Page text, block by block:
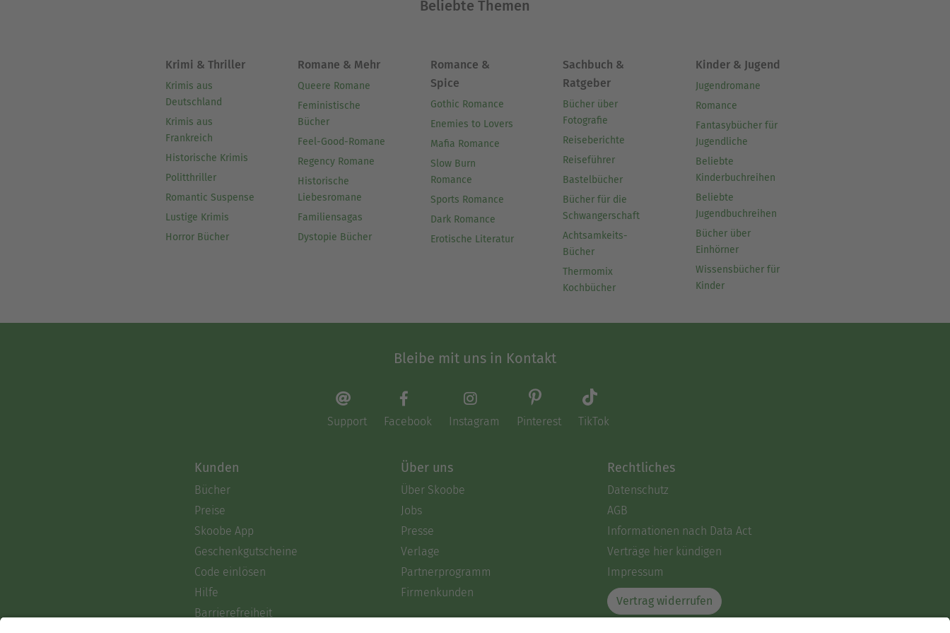
Beliebte Themen
Krimi & Thriller
Krimis aus
Deutschland
Krimis aus
Frankreich
Historische Krimis
Politthriller
Romantic Suspense
Lustige Krimis
Horror Bücher
Romane & Mehr
Queere Romane
Feministische
Bücher
Feel-Good-Romane
Regency Romane
Historische
Liebesromane
Familiensagas
Dystopie Bücher
Romance &
Spice
Gothic Romance
Enemies to Lovers
Mafia Romance
Slow Burn
Romance
Sports Romance
Dark Romance
Erotische Literatur
Sachbuch &
Ratgeber
Bücher über
Fotografie
Reiseberichte
Reiseführer
Bastelbücher
Bücher für die
Schwangerschaft
Achtsamkeits-
Bücher
Thermomix
Kochbücher
Kinder & Jugend
Jugendromane
Romance
Fantasybücher für
Jugendliche
Beliebte
Kinderbuchreihen
Beliebte
Jugendbuchreihen
Bücher über
Einhörner
Wissensbücher für
Kinder
Bleibe mit uns in Kontakt
Support Facebook Instagram Pinterest TikTok
Kunden
Bücher
Preise
Skoobe App
Geschenkgutscheine
Code einlösen
Hilfe
Barrierefreiheit
Über uns
Über Skoobe
Jobs
Presse
Verlage
Partnerprogramm
Firmenkunden
Rechtliches
Datenschutz
AGB
Informationen nach Data Act
Verträge hier kündigen
Impressum
Vertrag widerrufen